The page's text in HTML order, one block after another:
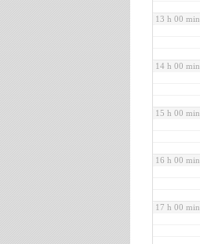
13 h 00 min
14 h 00 min
15 h 00 min
16 h 00 min
17 h 00 min